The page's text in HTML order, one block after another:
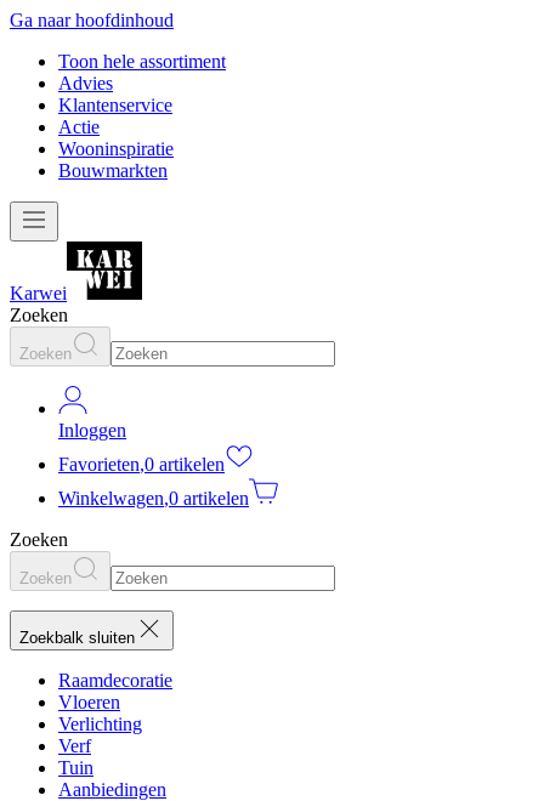
Ga naar hoofdinhoud
Toon hele assortiment
Advies
Klantenservice
Actie
Wooninspiratie
Bouwmarkten
Karwei
Zoeken
Zoeken
Inloggen
Favorieten,0 artikelen
Winkelwagen,0 artikelen
Zoeken
Zoeken
Zoekbalk sluiten
Raamdecoratie
Vloeren
Verlichting
Verf
Tuin
Aanbiedingen